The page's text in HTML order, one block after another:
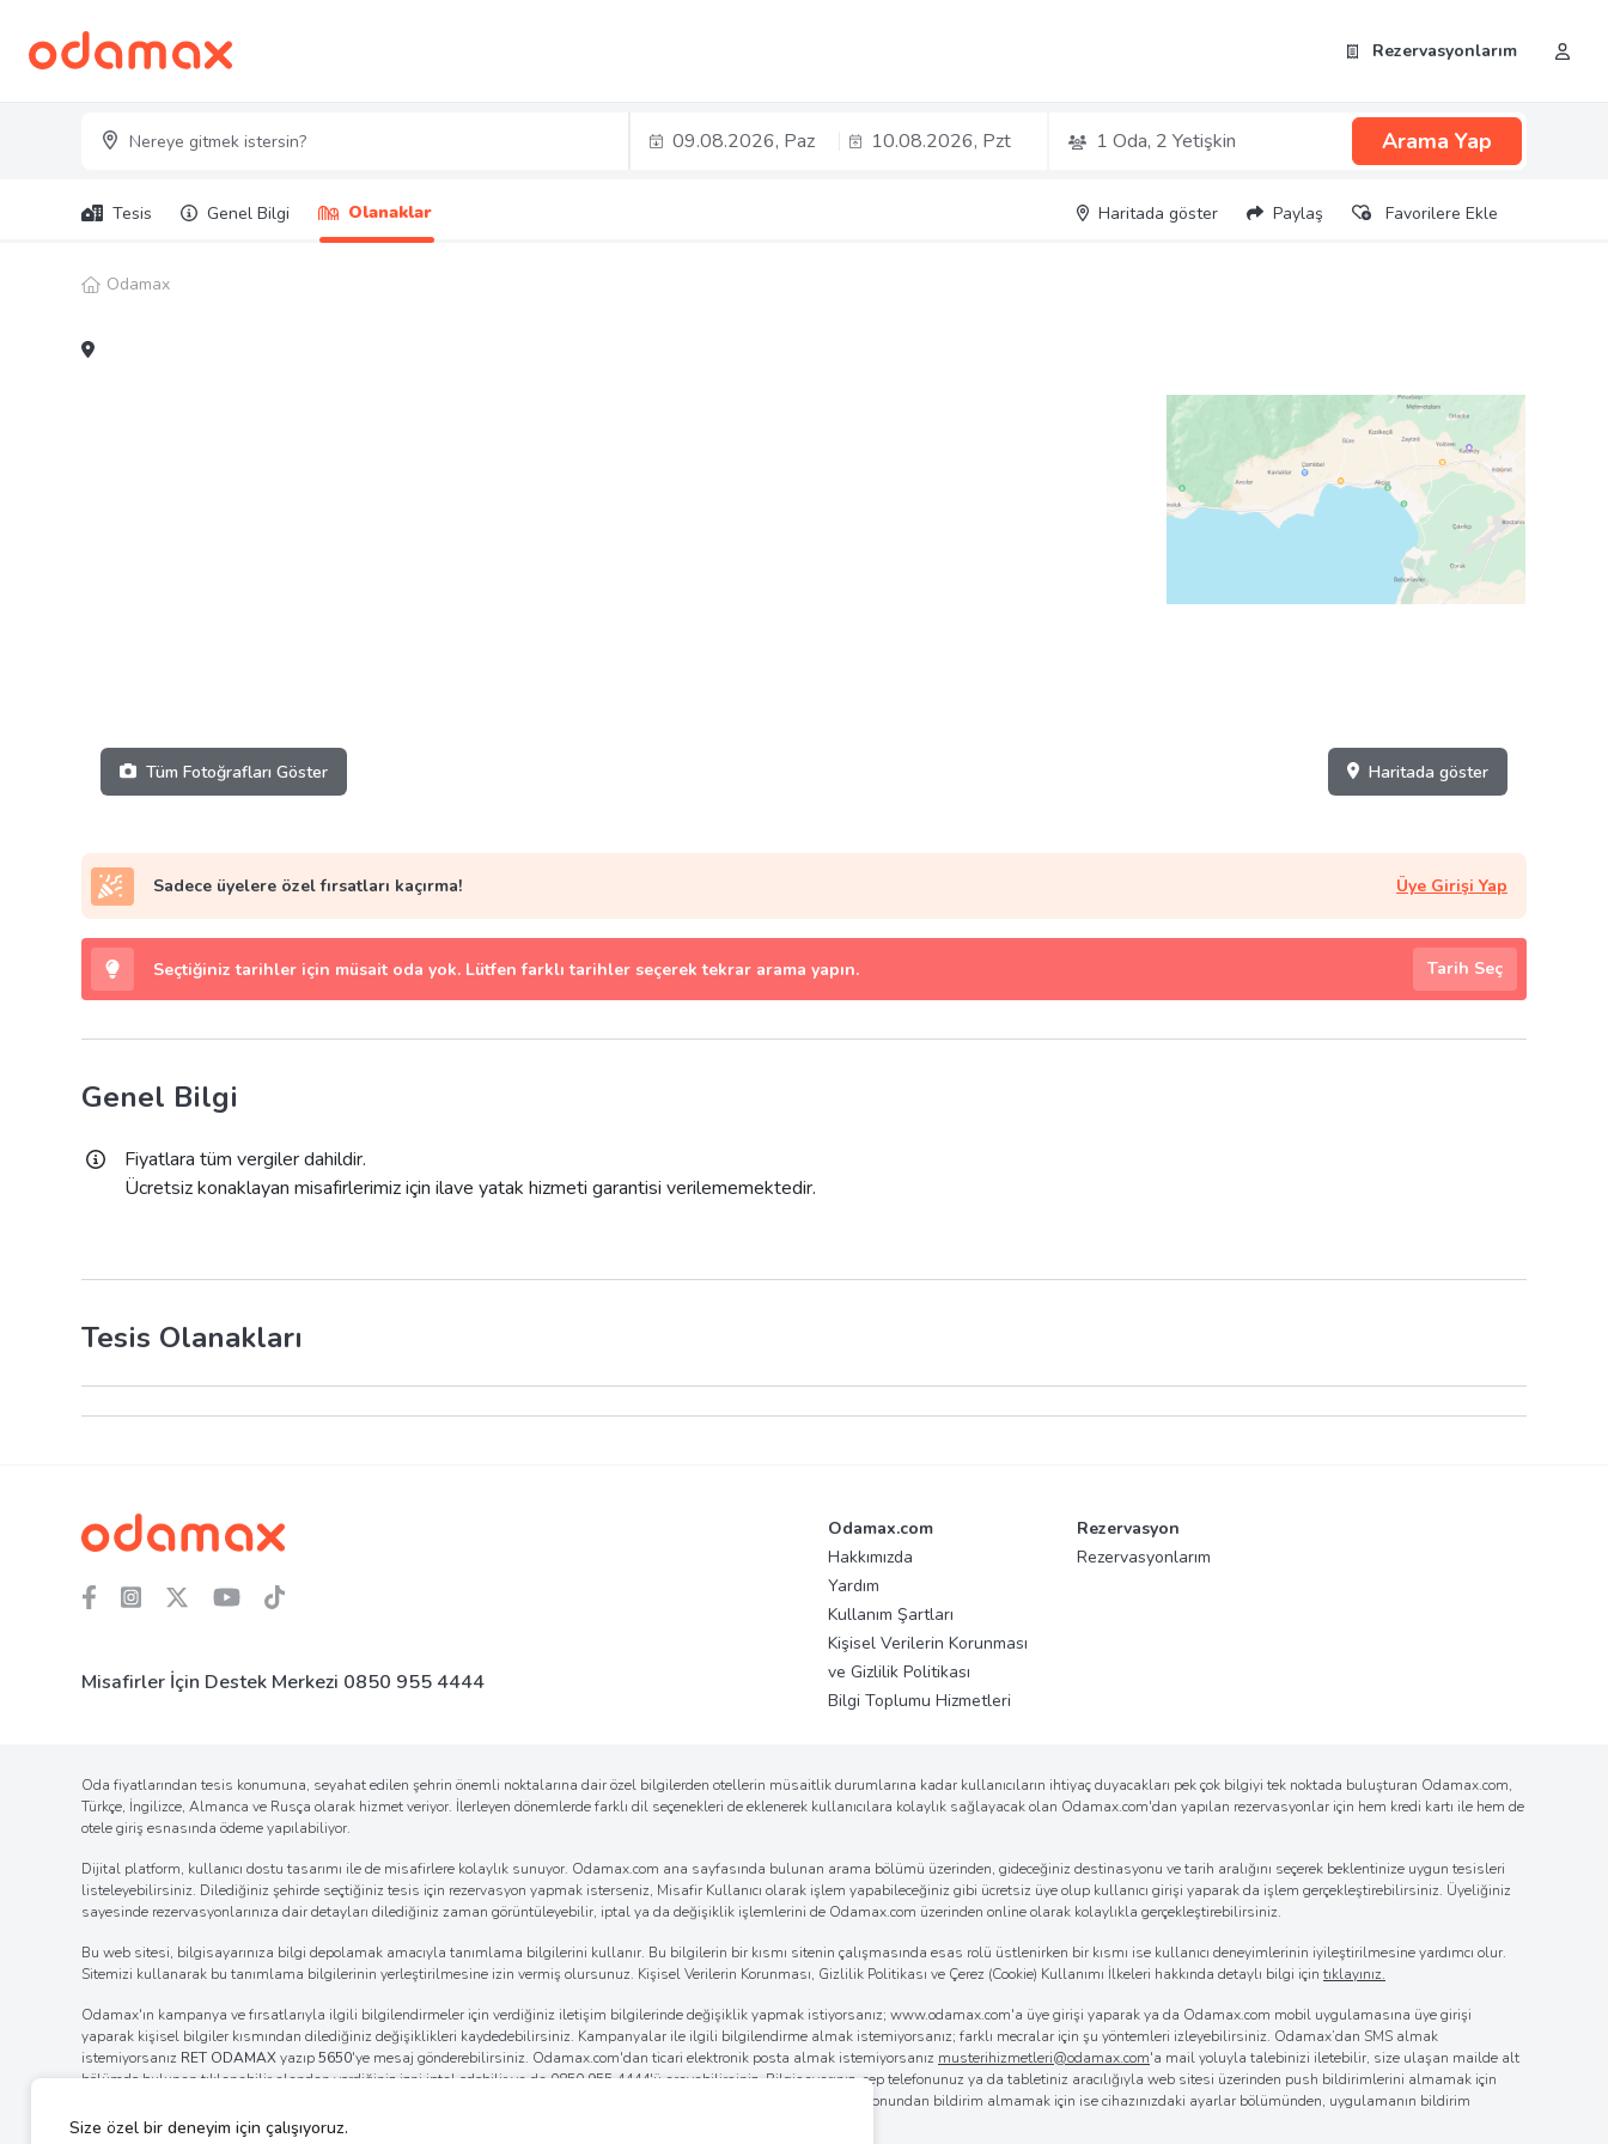
Rezervasyonlarım
09.08.2026, Paz 10.08.2026, Pzt 1 Oda, 2 Yetişkin Arama Yap
Tesis Genel Bilgi Olanaklar Haritada göster Paylaş Favorilere Ekle
Odamax
Tüm Fotoğrafları Göster Haritada göster
Sadece üyelere özel fırsatları kaçırma! Üye Girişi Yap
Seçtiğiniz tarihler için müsait oda yok. Lütfen farklı tarihler seçerek tekrar arama yapın. Tarih Seç
Genel Bilgi
Fiyatlara tüm vergiler dahildir.
Ücretsiz konaklayan misafirlerimiz için ilave yatak hizmeti garantisi verilememektedir.
Tesis Olanakları
Misafirler İçin Destek Merkezi 0850 955 4444
Odamax.com
Hakkımızda
Yardım
Kullanım Şartları
Kişisel Verilerin Korunması
ve Gizlilik Politikası
Bilgi Toplumu Hizmetleri
Rezervasyon
Rezervasyonlarım
Oda fiyatlarından tesis konumuna, seyahat edilen şehrin önemli noktalarına dair özel bilgilerden otellerin müsaitlik durumlarına kadar kullanıcıların ihtiyaç duyacakları pek çok bilgiyi tek noktada buluşturan Odamax.com,
Türkçe, İngilizce, Almanca ve Rusça olarak hizmet veriyor. İlerleyen dönemlerde farklı dil seçenekleri de eklenerek kullanıcılara kolaylık sağlayacak olan Odamax.com'dan yapılan rezervasyonlar için hem kredi kartı ile hem de
otele giriş esnasında ödeme yapılabiliyor.
Dijital platform, kullanıcı dostu tasarımı ile de misafirlere kolaylık sunuyor. Odamax.com ana sayfasında bulunan arama bölümü üzerinden, gideceğiniz destinasyonu ve tarih aralığını seçerek beklentinize uygun tesisleri
listeleyebilirsiniz. Dilediğiniz şehirde seçtiğiniz tesis için rezervasyon yapmak isterseniz, Misafir Kullanıcı olarak işlem yapabileceğiniz gibi ücretsiz üye olup kullanıcı girişi yaparak da işlem gerçekleştirebilirsiniz. Üyeliğiniz
sayesinde rezervasyonlarınıza dair detayları dilediğiniz zaman görüntüleyebilir, iptal ya da değişiklik işlemlerini de Odamax.com üzerinden online olarak kolaylıkla gerçekleştirebilirsiniz.
Bu web sitesi, bilgisayarınıza bilgi depolamak amacıyla tanımlama bilgilerini kullanır. Bu bilgilerin bir kısmı sitenin çalışmasında esas rolü üstlenirken bir kısmı ise kullanıcı deneyimlerinin iyileştirilmesine yardımcı olur.
Sitemizi kullanarak bu tanımlama bilgilerinin yerleştirilmesine izin vermiş olursunuz. Kişisel Verilerin Korunması, Gizlilik Politikası ve Çerez (Cookie) Kullanımı İlkeleri hakkında detaylı bilgi için tıklayınız.
Odamax'ın kampanya ve fırsatlarıyla ilgili bilgilendirmeler için verdiğiniz iletişim bilgilerinde değişiklik yapmak istiyorsanız; www.odamax.com'a üye girişi yaparak ya da Odamax.com mobil uygulamasına üye girişi
yaparak kişisel bilgiler kısmından dilediğiniz değişiklikleri kaydedebilirsiniz. Kampanyalar ile ilgili bilgilendirme almak istemiyorsanız; farklı mecralar için şu yöntemleri izleyebilirsiniz. Odamax’dan SMS almak
istemiyorsanız RET ODAMAXyazıp5650'ye mesaj gönderebilirsiniz. Odamax.com'dan ticari elektronik posta almak istemiyorsanız musterihizmetleri@odamax.com'a mail yoluyla talebinizi iletebilir, size ulaşan mailde alt
bölümde bulunan tıklanabilir alandan verdiğiniz izni iptal edebilir ya da 0850 955 4444'ü arayabilirsiniz. Bilgisayarınız, cep telefonunuz ya da tabletiniz aracılığıyla web sitesi üzerinden push bildirimlerini almamak için
internet tarayıcınızın ayarlar bölümünden bildirim izinlerinin kaldırılmasını sağlayabilirsiniz. Odamax.com mobil aplikasyonundan bildirim almamak için ise cihazınızdaki ayarlar bölümünden, uygulamanın bildirim
ayarlarını değiştirerek bildirim alımına engel olabilirsiniz.